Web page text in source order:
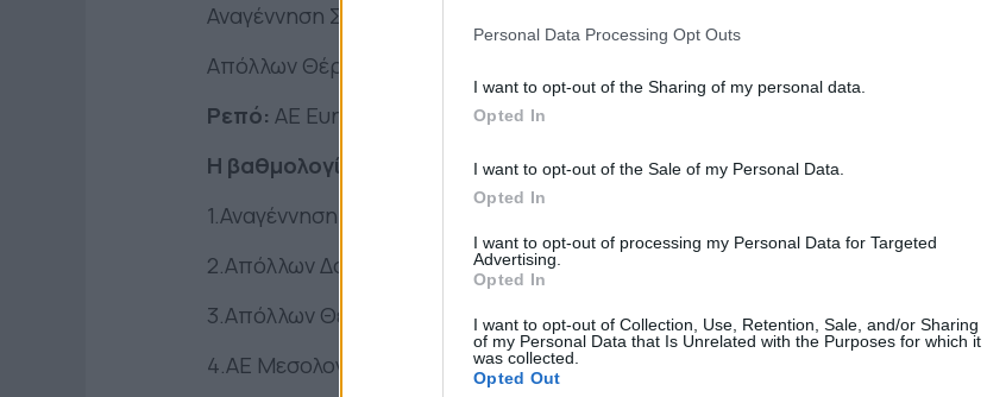
Personal Data Processing Opt Outs
I want to opt-out of the Sharing of my personal data.
Opted In
I want to opt-out of the Sale of my Personal Data.
Opted In
I want to opt-out of processing my Personal Data for Targeted
Advertising.
Opted In
I want to opt-out of Collection, Use, Retention, Sale, and/or Sharing
of my Personal Data that Is Unrelated with the Purposes for which it
was collected.
Opted Out
Αναγέννηση Στάνου – Απόλλων Δοκιμίου
Απόλλων Θέρμου – ΑΕ Αγίου Δημητρίου
Ρεπό: ΑΕ Ευηνοχωρίου
Η βαθμολογία:
1.Αναγέννηση Στάνου 45
2.Απόλλων Δοκιμίου 41
3.Απόλλων Θέρμου 1957 37
4.ΑΕ Μεσολογγίου 32